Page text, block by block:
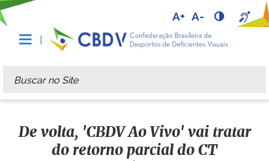
A+ A-
Busca
Busca Avançada…
De volta, 'CBDV Ao Vivo' vai tratar
do retorno parcial do CT